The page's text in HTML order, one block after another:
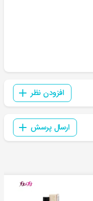
افزودن نظر
ارسال پرسش